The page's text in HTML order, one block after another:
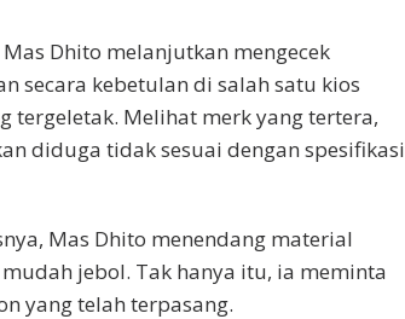
Dhito melanjutkan mengecek
secara kebetulan di salah satu kios
tergeletak. Melihat merk yang tertera,
diduga tidak sesuai dengan spesifikasi
Mas Dhito menendang material
jebol. Tak hanya itu, ia meminta
yang telah terpasang.